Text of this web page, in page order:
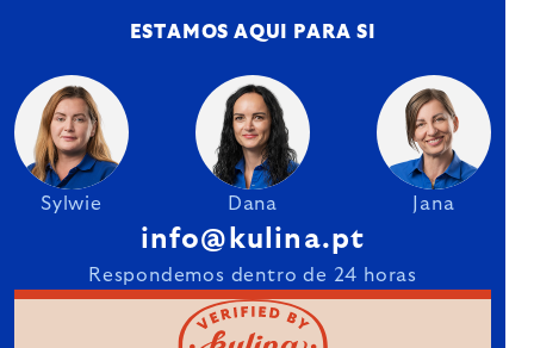
ESTAMOS AQUI PARA SI
Sylwie Dana Jana
info@kulina.pt
Respondemos dentro de 24 horas